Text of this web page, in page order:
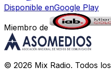
Disponible enGoogle Play
Miembro de
© 2026 Mix Radio. Todos